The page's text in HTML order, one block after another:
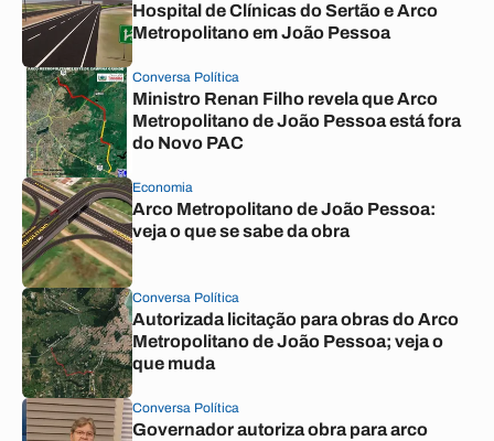
Hospital de Clínicas do Sertão e Arco
Metropolitano em João Pessoa
Conversa Política
Ministro Renan Filho revela que Arco
Metropolitano de João Pessoa está fora
do Novo PAC
Economia
Arco Metropolitano de João Pessoa:
veja o que se sabe da obra
Conversa Política
Autorizada licitação para obras do Arco
Metropolitano de João Pessoa; veja o
que muda
Conversa Política
Governador autoriza obra para arco